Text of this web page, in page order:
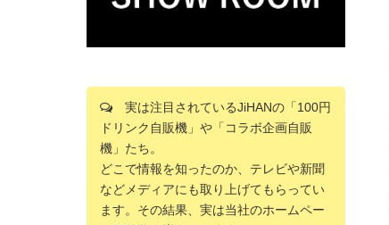
実は注目されているJiHANの「100円
ドリンク自販機」や「コラボ企画自販
機」たち。
どこで情報を知ったのか、テレビや新聞
などメディアにも取り上げてもらってい
ます。その結果、実は当社のホームペー